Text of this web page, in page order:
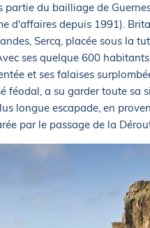
partie du bailliage de
d'affaires depuis 1991).
Sercq, placée sous la
ses quelque 600
et ses falaises
féodal, a su garder toute sa
longue escapade, en
par le passage de la